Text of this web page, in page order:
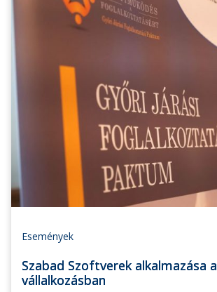
Események
Szabad Szoftverek alkalmazása a
vállalkozásban